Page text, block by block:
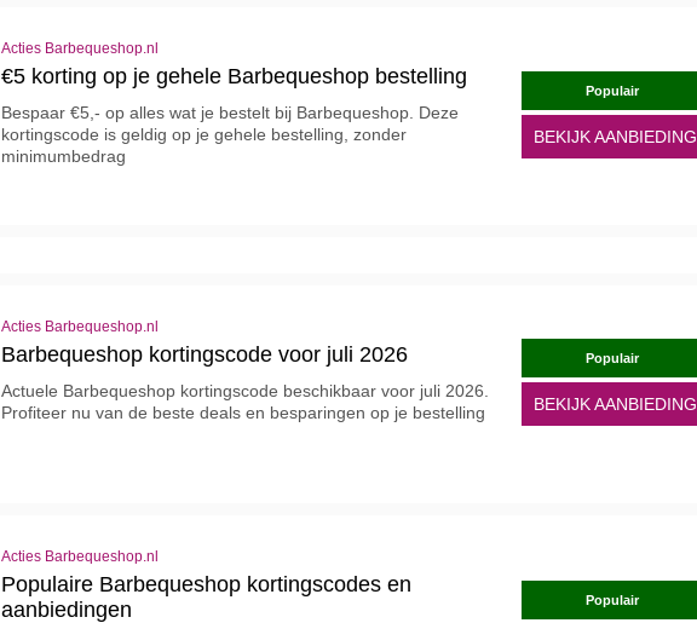
Acties Barbequeshop.nl
€5 korting op je gehele Barbequeshop bestelling
Bespaar €5,- op alles wat je bestelt bij Barbequeshop. Deze
kortingscode is geldig op je gehele bestelling, zonder
minimumbedrag
Populair
BEKIJK AANBIEDING
Acties Barbequeshop.nl
Barbequeshop kortingscode voor juli 2026
Actuele Barbequeshop kortingscode beschikbaar voor juli 2026.
Profiteer nu van de beste deals en besparingen op je bestelling
Populair
BEKIJK AANBIEDING
Acties Barbequeshop.nl
Populaire Barbequeshop kortingscodes en
aanbiedingen
Populair